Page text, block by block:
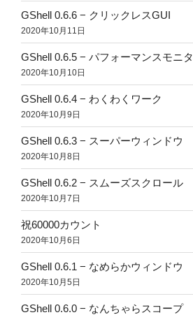
GShell 0.6.6 − クリックレスGUI
2020年10月11日
GShell 0.6.5 − パフォーマンスモニタ
2020年10月10日
GShell 0.6.4 − わくわくワーク
2020年10月9日
GShell 0.6.3 − スーパーウィンドウ
2020年10月8日
GShell 0.6.2 − スムーズスクロール
2020年10月7日
祝60000カウント
2020年10月6日
GShell 0.6.1 − なめらかウィンドウ
2020年10月5日
GShell 0.6.0 − なんちゃらスコープ